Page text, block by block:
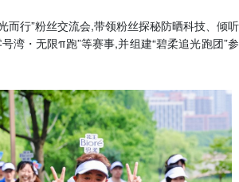
而行”粉丝交流会,带领粉丝探秘防晒科技、倾听
湾・无限π跑”等赛事,并组建“碧柔追光跑团”参